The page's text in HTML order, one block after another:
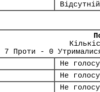
Відсутній
Проти - 0
Не
Не
Не